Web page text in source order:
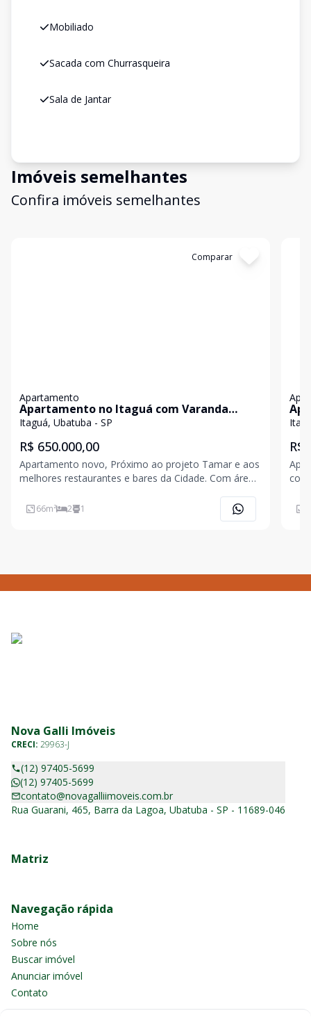
Mobiliado
Sacada com Churrasqueira
Sala de Jantar
Imóveis semelhantes
Confira imóveis semelhantes
Comparar
Apartamento
Apartamento no Itaguá com Varanda
Gourmet e Piscina.
Itaguá, Ubatuba - SP
R$ 650.000,00
Apartamento novo, Próximo ao projeto Tamar e aos
melhores restaurantes e bares da Cidade. Com área
cozinha aberta integrando sala de tv e de jantar,
lavanderia, banheiro social, 2 dormitórios sendo1
66m² 2 1
R$
Nova Galli Imóveis
CRECI: 29963-J
(12) 97405-5699
(12) 97405-5699
contato@novagalliimoveis.com.br
Rua Guarani, 465, Barra da Lagoa, Ubatuba - SP - 11689-046
Matriz
Navegação rápida
Home
Sobre nós
Buscar imóvel
Anunciar imóvel
Contato